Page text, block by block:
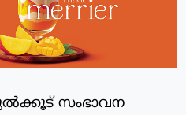
സംഭാവന